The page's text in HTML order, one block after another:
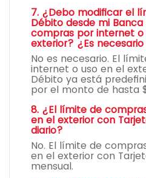
7. ¿Debo modificar el
Débito desde mi
compras por internet
exterior? ¿Es
No es necesario. El
internet o uso en el
Débito ya está
por el monto de hasta
8. ¿El límite de
en el exterior con
diario?
No. El límite de
en el exterior con
mensual.